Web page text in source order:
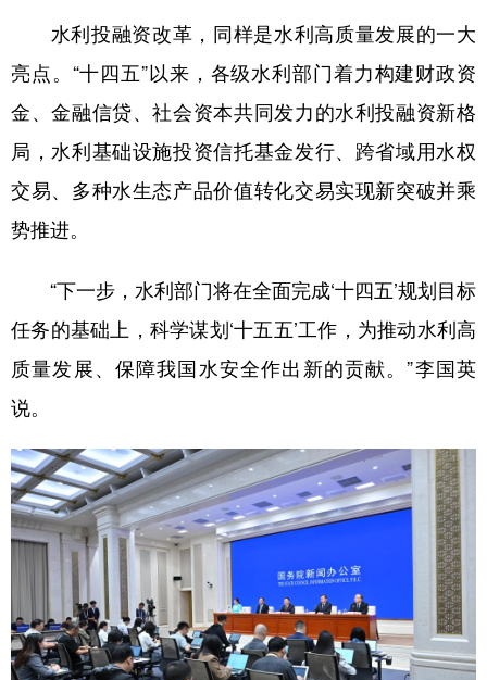
水利投融资改革，同样是水利高质量发展的一大
亮点。“十四五”以来，各级水利部门着力构建财政资
金、金融信贷、社会资本共同发力的水利投融资新格
局，水利基础设施投资信托基金发行、跨省域用水权
交易、多种水生态产品价值转化交易实现新突破并乘
势推进。
“下一步，水利部门将在全面完成‘十四五’规划目标
任务的基础上，科学谋划‘十五五’工作，为推动水利高
质量发展、保障我国水安全作出新的贡献。”李国英
说。